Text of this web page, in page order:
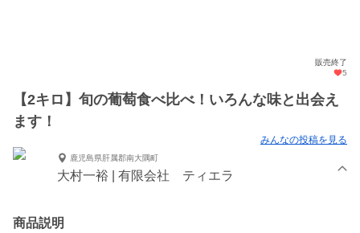
販売終了
5
【2キロ】旬の葡萄食べ比べ！いろんな味と出会え
ます！
みんなの投稿を見る
鹿児島県肝属郡南大隅町
大村一裕 | 有限会社 ティエラ
商品説明